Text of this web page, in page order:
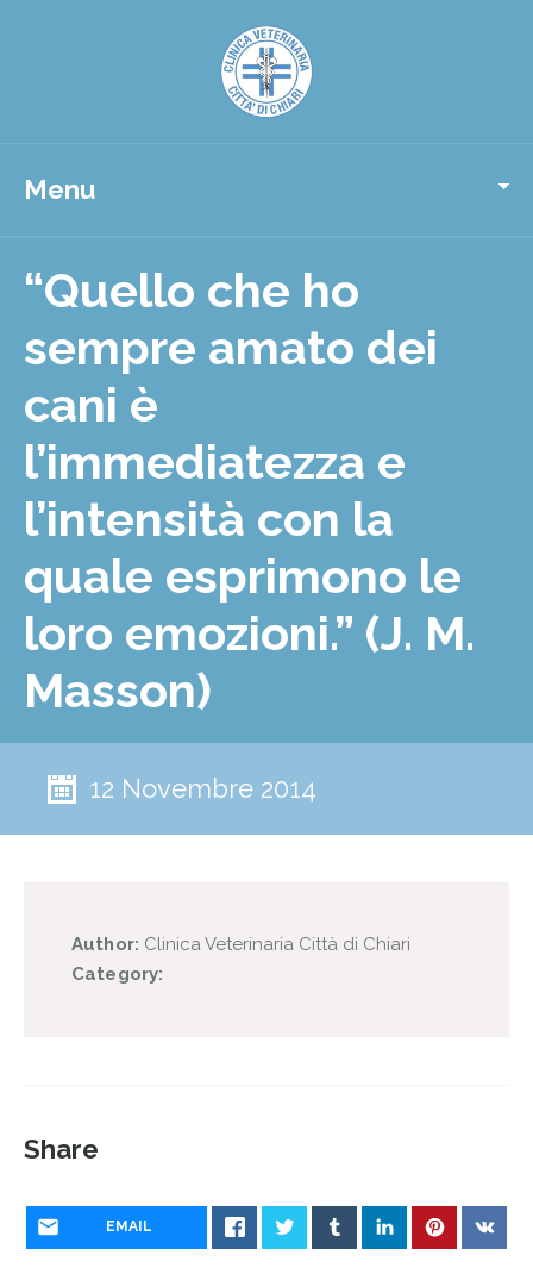
Menu
“Quello che ho
sempre amato dei
cani è
l’immediatezza e
l’intensità con la
quale esprimono le
loro emozioni.” (J. M.
Masson)
12 Novembre 2014
Author: Clinica Veterinaria Città di Chiari
Category:
Share
EMAIL